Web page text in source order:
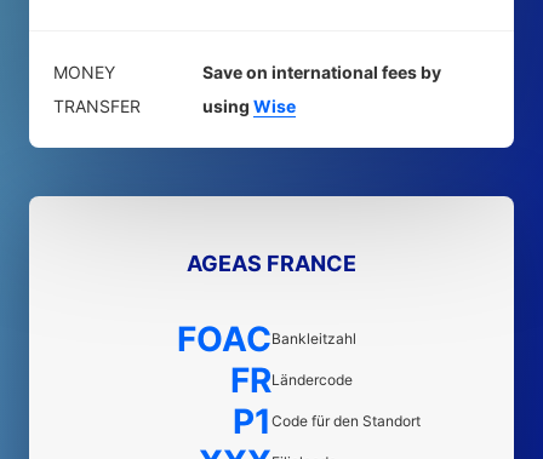
MONEY
TRANSFER
Save on international fees by
using Wise
AGEAS FRANCE
FOACBankleitzahl
FRLändercode
P1 Code für den Standort